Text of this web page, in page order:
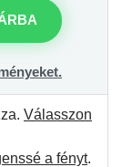
Válasszon
a fényt.